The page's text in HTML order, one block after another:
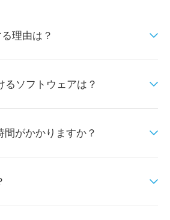
理由は？
るソフトウェアは？
がかかりますか？